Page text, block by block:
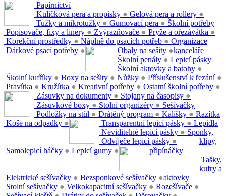
Papírnictví
Kuličková pera a propisky ● Gelová pera a rollery ●
Tužky a mikrotužky ● Gumovací pera ●
Popisovače, fixy a linery ● Zvýrazňovače ● Pryže a ořezávátka ●
Korekční prostředky ● Náplně do psacích potřeb ●
Dárkové psací potřeby ●
Školní potřeby
Obaly na sešity ●
Školní penály ●
Školní aktovky a batohy ●
Školní kufříky ● Boxy na sešity ● Nůžky ● Příslušenství k řezání ●
Pravítka ● Kružítka ● Kreativní potřeby ● Ostatní školní potřeby ●
Organizace
kanceláře
Zásuvky na dokumenty ● Stojany na časopisy ●
Zásuvkové boxy ● Stolní organizéry ●
Podložky na stůl ● Drátěný program ● Kalíšky ●
Koše na odpadky ●
Lepicí pásky
Transparentní lepicí pásky ●
Neviditelné lepicí pásky ●
Odvíječe lepicí pásky ●
Samolepicí háčky ● Lepicí gumy ●
Sešívačky
Elektrické sešívačky ● Bezsponkové sešívačky ●
Stolní sešívačky ● Velkokapacitní sešívačky ● Rozešívače ●
Razítka
Lepidla
Sponky,
klipy,
připínáčky
Tašky,
kufry a
aktovky